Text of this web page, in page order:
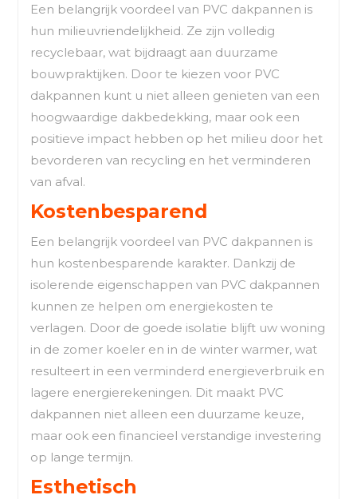
Een belangrijk voordeel van PVC dakpannen is
hun milieuvriendelijkheid. Ze zijn volledig
recyclebaar, wat bijdraagt aan duurzame
bouwpraktijken. Door te kiezen voor PVC
dakpannen kunt u niet alleen genieten van een
hoogwaardige dakbedekking, maar ook een
positieve impact hebben op het milieu door het
bevorderen van recycling en het verminderen
van afval.
Kostenbesparend
Een belangrijk voordeel van PVC dakpannen is
hun kostenbesparende karakter. Dankzij de
isolerende eigenschappen van PVC dakpannen
kunnen ze helpen om energiekosten te
verlagen. Door de goede isolatie blijft uw woning
in de zomer koeler en in de winter warmer, wat
resulteert in een verminderd energieverbruik en
lagere energierekeningen. Dit maakt PVC
dakpannen niet alleen een duurzame keuze,
maar ook een financieel verstandige investering
op lange termijn.
Esthetisch